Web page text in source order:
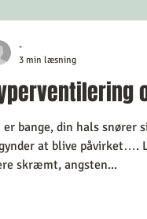
Selvhjælp
er bange, din hals snører
at blive påvirket….
skræmt, angsten...
-
3 min læsning